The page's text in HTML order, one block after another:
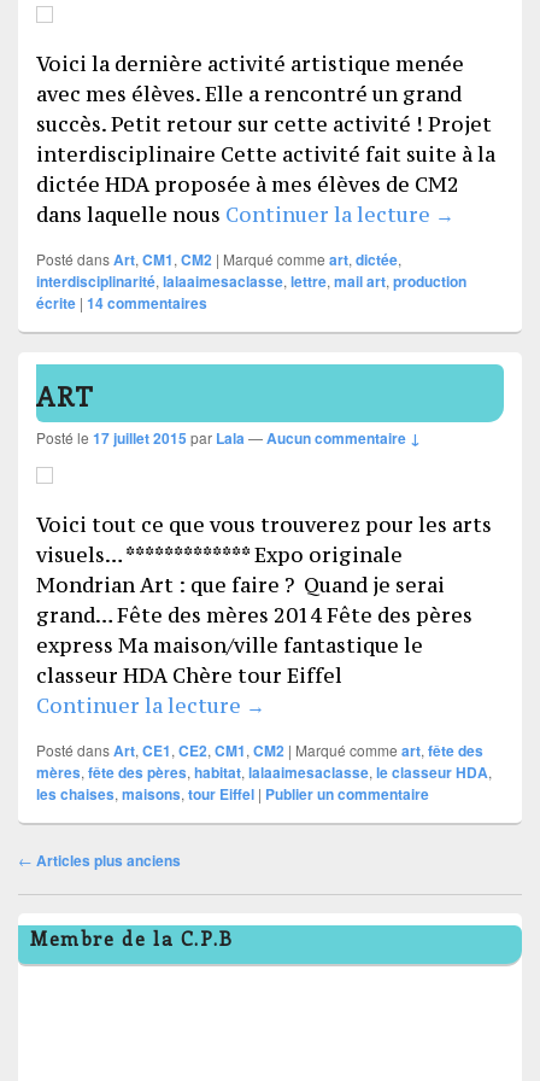
Voici la dernière activité artistique menée
avec mes élèves. Elle a rencontré un grand
succès. Petit retour sur cette activité ! Projet
interdisciplinaire Cette activité fait suite à la
dictée HDA proposée à mes élèves de CM2
dans laquelle nous Continuer la lecture Mail Art
→
Posté dansArt, CM1, CM2 | Marqué comme art, dictée,
interdisciplinarité, lalaaimesaclasse, lettre, mail art, production
écrite | 14commentaires
ART
Posté le 17 juillet 2015 par Lala—Aucun commentaire ↓
Voici tout ce que vous trouverez pour les arts
visuels… ************* Expo originale
Mondrian Art : que faire ? Quand je serai
grand… Fête des mères 2014 Fête des pères
express Ma maison/ville fantastique le
classeur HDA Chère tour Eiffel
Continuer la lecture ART
→
Posté dansArt, CE1, CE2, CM1, CM2 | Marqué comme art, fête des
mères, fête des pères, habitat, lalaaimesaclasse, le classeur HDA,
les chaises, maisons, tour Eiffel | Publier un commentaire
Navigation
dans
les
articles
← Articles plus anciens
Zone
principale
de
Membre de la C.P.B